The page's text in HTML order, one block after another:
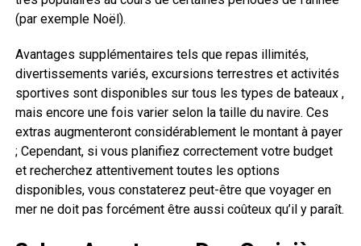
(par exemple Noël).
Avantages supplémentaires tels que repas illimités,
divertissements variés, excursions terrestres et activités
sportives sont disponibles sur tous les types de bateaux ,
mais encore une fois varier selon la taille du navire. Ces
extras augmenteront considérablement le montant à payer
; Cependant, si vous planifiez correctement votre budget
et recherchez attentivement toutes les options
disponibles, vous constaterez peut-être que voyager en
mer ne doit pas forcément être aussi coûteux qu’il y paraît.